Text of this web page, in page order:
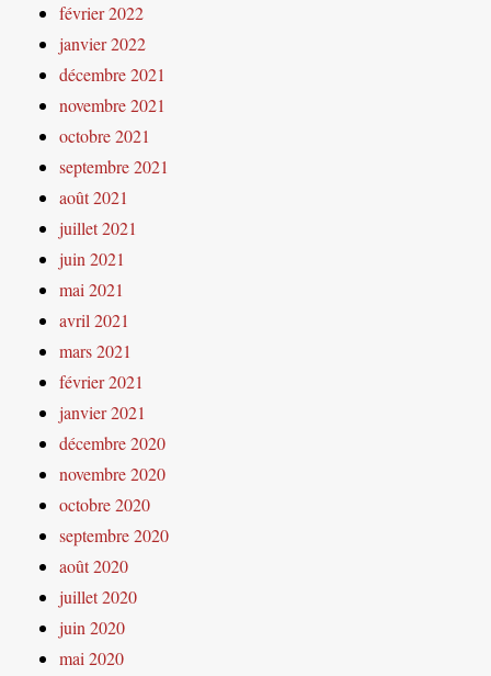
février 2022
janvier 2022
décembre 2021
novembre 2021
octobre 2021
septembre 2021
août 2021
juillet 2021
juin 2021
mai 2021
avril 2021
mars 2021
février 2021
janvier 2021
décembre 2020
novembre 2020
octobre 2020
septembre 2020
août 2020
juillet 2020
juin 2020
mai 2020